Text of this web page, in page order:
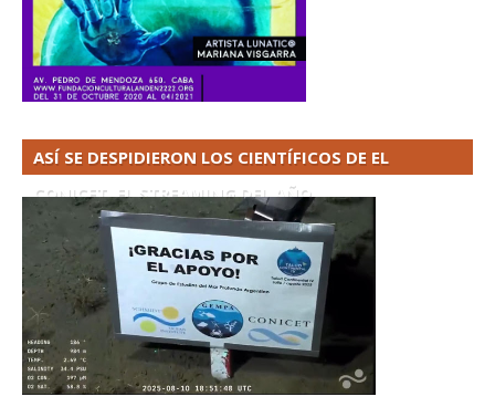
ASÍ SE DESPIDIERON LOS CIENTÍFICOS DE EL
CONICET. EL STREAMING DEL AÑO